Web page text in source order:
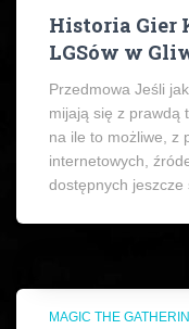
Historia Gier
LGSów w
Przedmowa Jeśli
mijają się z prawdą
na ile to możliwe, z
internetowych,
dostępnych jeszcze
MAGIC THE